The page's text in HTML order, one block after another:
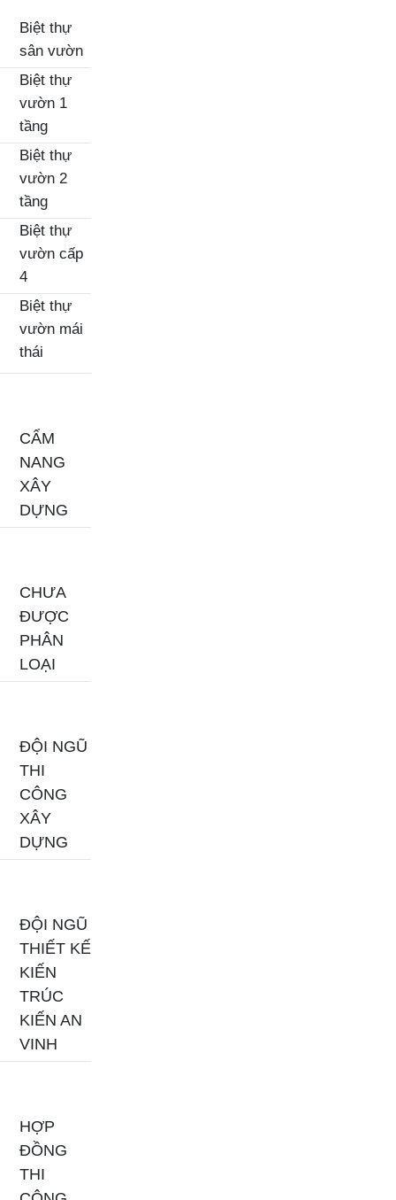
Biệt thự
sân vườn
Biệt thự
vườn 1
tầng
Biệt thự
vườn 2
tầng
Biệt thự
vườn cấp
4
Biệt thự
vườn mái
thái
CẨM
NANG
XÂY
DỰNG
CHƯA
ĐƯỢC
PHÂN
LOẠI
ĐỘI NGŨ
THI
CÔNG
XÂY
DỰNG
ĐỘI NGŨ
THIẾT KẾ
KIẾN
TRÚC
KIẾN AN
VINH
HỢP
ĐỒNG
THI